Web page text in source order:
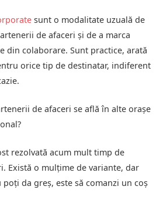
sunt o modalitate uzuală de
de afaceri și de a marca
din colaborare. Sunt practice, arată
orice tip de destinatar, indiferent
de afaceri se află în alte orașe
rezolvată acum mult timp de
Există o mulțime de variante, dar
poți da greș, este să comanzi un coș